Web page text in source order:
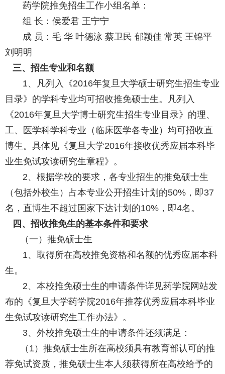
药学院推免招生工作小组名单：
组 长：侯爱君 王宁宁
成 员：毛 华 叶德泳 蔡卫民 郁颖佳 常英 王锦平
刘明明
三、招生专业和名额
1、凡列入《2016年复旦大学硕士研究生招生专业
目录》的学科专业均可招收推免硕士生。凡列入
《2016年复旦大学博士研究生招生专业目录》的理、
工、医学科学科专业（临床医学各专业）均可招收直
博生。具体见《复旦大学2016年接收优秀应届本科毕
业生免试攻读研究生章程》。
2、根据学校的要求，各专业招生的推免硕士生
（包括外校生）占本专业公开招生计划的50%，即37
名，直博生不超过国家下达计划的10%，即4名。
四、招收推免生的基本条件和要求
（一）推免硕士生
1、取得所在高校推免资格和名额的优秀应届本科
生。
2、本校推免硕士生的申请条件详见药学院网站发
布的《复旦大学药学院2016年推荐优秀应届本科毕业
生免试攻读研究生工作办法》。
3、外校推免硕士生的申请条件还须满足：
（1）推免硕士生所在高校须具有教育部认可的推
荐免试资质，推免硕士生本人须获得所在高校给予的